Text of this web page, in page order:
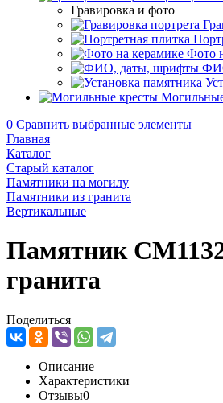
Гравировка и фото
Фото
0 Сравнить выбранные элементы
Главная
Каталог
Старый каталог
Памятники на могилу
Памятники из гранита
Вертикальные
Памятник
гранита
Поделиться
Описание
Характеристики
Отзывы0